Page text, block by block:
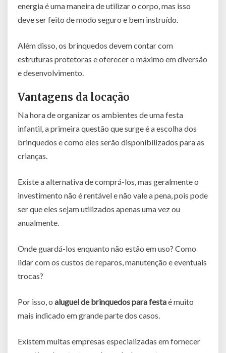
energia é uma maneira de utilizar o corpo, mas isso
deve ser feito de modo seguro e bem instruído.
Além disso, os brinquedos devem contar com
estruturas protetoras e oferecer o máximo em diversão
e desenvolvimento.
Vantagens da locação
Na hora de organizar os ambientes de uma festa
infantil, a primeira questão que surge é a escolha dos
brinquedos e como eles serão disponibilizados para as
crianças.
Existe a alternativa de comprá-los, mas geralmente o
investimento não é rentável e não vale a pena, pois pode
ser que eles sejam utilizados apenas uma vez ou
anualmente.
Onde guardá-los enquanto não estão em uso? Como
lidar com os custos de reparos, manutenção e eventuais
trocas?
Por isso, o aluguel de brinquedos para festaé muito
mais indicado em grande parte dos casos.
Existem muitas empresas especializadas em fornecer